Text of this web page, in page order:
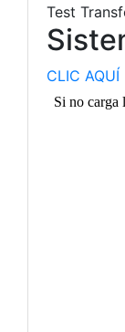
Test
CLIC AQUÍ